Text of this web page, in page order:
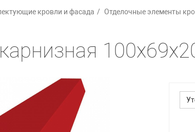
кровли и фасада Отделочные элементы